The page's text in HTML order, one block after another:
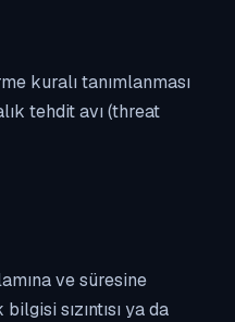
kuralı tanımlanması
tehdit avı (threat
ve süresine
sızıntısı ya da